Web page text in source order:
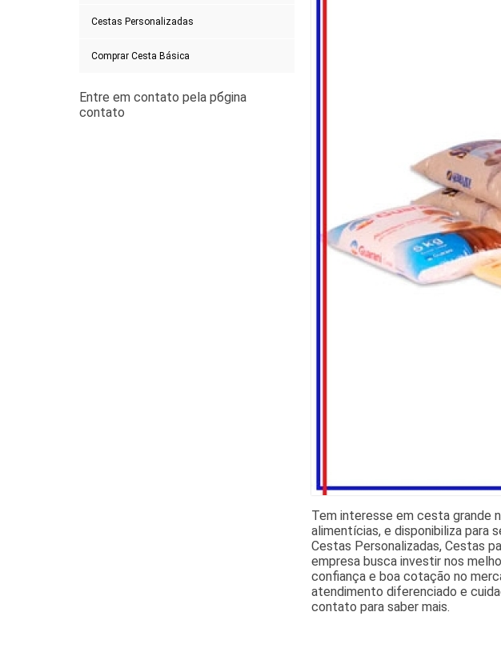
Cestas Personalizadas
Comprar Cesta Básica
Tem interesse em cesta grande
alimentícias, e disponibiliza para
Cestas Personalizadas, Cestas
empresa busca investir nos
confiança e boa cotação no
atendimento diferenciado e
contato para saber mais.